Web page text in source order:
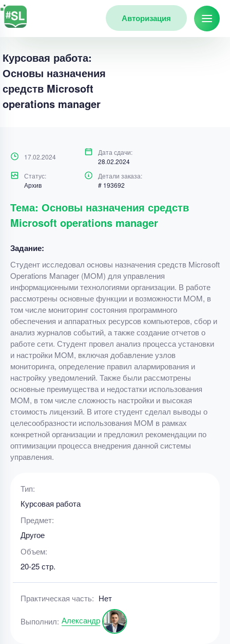
Авторизация
Курсовая работа:
Основы назначения
средств Microsoft
operations manager
17.02.2024
Дата сдачи:
28.02.2024
Статус:
Архив
Детали заказа:
# 193692
Тема: Основы назначения средств
Microsoft operations manager
Задание:
Студент исследовал основы назначения средств Microsoft
Operations Manager (MOM) для управления
информационными технологиями организации. В работе
рассмотрены основные функции и возможности MOM, в
том числе мониторинг состояния программного
обеспечения и аппаратных ресурсов компьютеров, сбор и
анализ журналов событий, а также создание отчетов о
работе сети. Студент провел анализ процесса установки
и настройки MOM, включая добавление узлов
мониторинга, определение правил алармирования и
настройку уведомлений. Также были рассмотрены
основные преимущества и недостатки использования
MOM, в том числе сложность настройки и высокая
стоимость лицензий. В итоге студент сделал выводы о
целесообразности использования MOM в рамках
конкретной организации и предложил рекомендации по
оптимизации процесса внедрения данной системы
управления.
Тип:
Курсовая работа
Предмет:
Другое
Объем:
20-25 стр.
Практическая часть: Нет
Выполнил: Александр